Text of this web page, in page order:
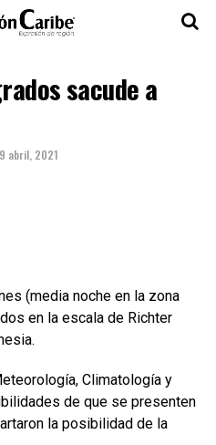
sacude a
abril, 2021
(media noche en la zona
en la escala de Richter
Climatología y
de que se presenten
la posibilidad de la